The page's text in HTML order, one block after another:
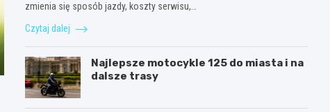
zmienia się sposób jazdy, koszty serwisu,…
Czytaj dalej
Najlepsze motocykle 125 do miasta i na
dalsze trasy